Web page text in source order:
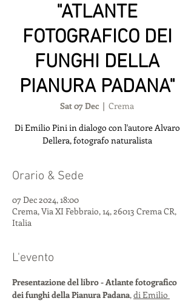
"ATLANTE
FOTOGRAFICO DEI
FUNGHI DELLA
PIANURA PADANA"
Sat 07 Dec
  |
Crema
Di Emilio Pini in dialogo con l'autore Alvaro
Dellera, fotografo naturalista
Orario & Sede
07 Dec 2024, 18:00
Crema, Via XI Febbraio, 14, 26013 Crema CR,
Italia
L'evento
Presentazione del libro - Atlante fotografico
dei funghi della Pianura Padana, di Emilio